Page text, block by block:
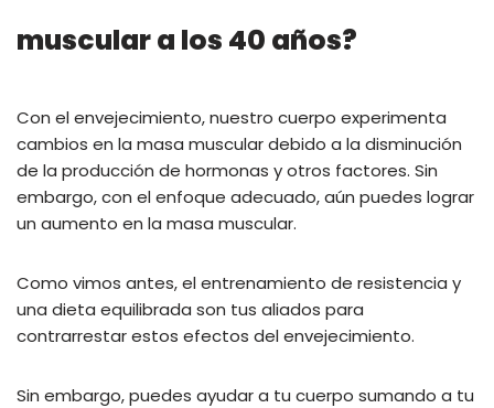
muscular a los 40 años?
Con el envejecimiento, nuestro cuerpo experimenta
cambios en la masa muscular debido a la disminución
de la producción de hormonas y otros factores. Sin
embargo, con el enfoque adecuado, aún puedes lograr
un aumento en la masa muscular.
Como vimos antes, el entrenamiento de resistencia y
una dieta equilibrada son tus aliados para
contrarrestar estos efectos del envejecimiento.
Sin embargo, puedes ayudar a tu cuerpo sumando a tu